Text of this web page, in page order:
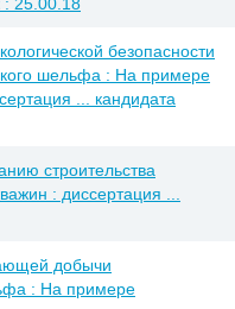
безопасности
шельфа : На примере
... кандидата
строительства
: диссертация ...
добычи
: На примере